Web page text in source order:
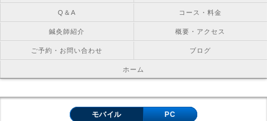
Q＆A コース・料金
鍼灸師紹介 概要・アクセス
ご予約・お問い合わせ ブログ
ホーム
モバイル PC